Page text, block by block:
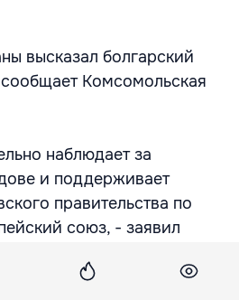
высказал болгарский
Комсомольская
наблюдает за
и поддерживает
правительства по
союз, - заявил
на встрече с министром